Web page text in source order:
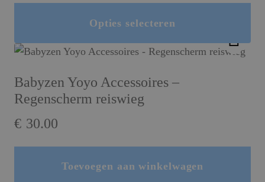
tot
€119.95
Opties selecteren
Babyzen Yoyo Accessoires –
Regenscherm reiswieg
€ 30.00
Toevoegen aan winkelwagen